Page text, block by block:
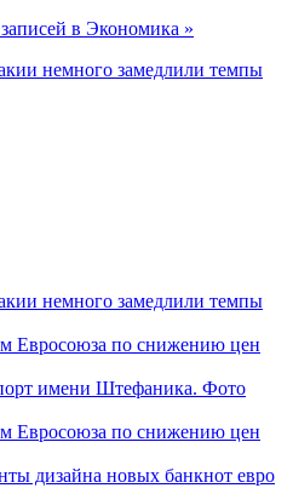
в Экономика »
немного замедлили темпы
немного замедлили темпы
Евросоюза по снижению цен
Евросоюза по снижению цен
дизайна новых банкнот евро